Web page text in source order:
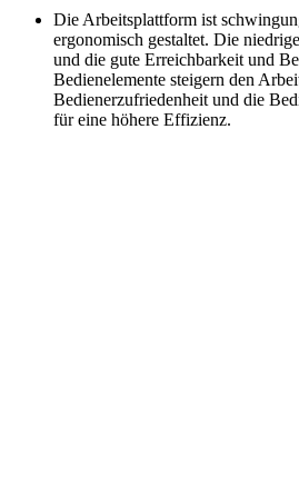
Die Arbeitsplattform ist
ergonomisch gestaltet. Die
und die gute Erreichbarkeit und
Bedienelemente steigern den
Bedienerzufriedenheit und die
für eine höhere Effizienz.